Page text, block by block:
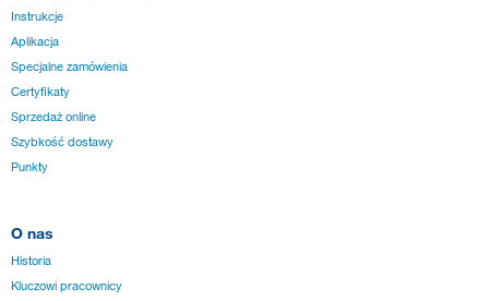
Instrukcje
Aplikacja
Specjalne zamówienia
Certyfikaty
Sprzedaż online
Szybkość dostawy
Punkty
O nas
Historia
Kluczowi pracownicy